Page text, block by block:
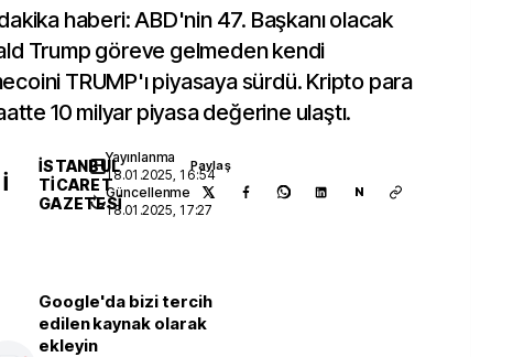
haberi: ABD'nin 47. Başkanı olacak
Trump göreve gelmeden kendi
TRUMP'ı piyasaya sürdü. Kripto para
10 milyar piyasa değerine ulaştı.
İ
İSTANBUL
TICARET
GAZETESI
Yayınlanma
18.01.2025, 16:54
Güncellenme
18.01.2025, 17:27
Paylaş
N
Google'da bizi tercih
edilen kaynak olarak
ekleyin